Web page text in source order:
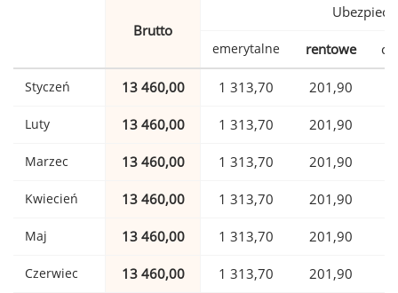
Brutto
emerytalne rentowe
Styczeń 13 460,00 1 313,70 201,90
Luty 13 460,00 1 313,70 201,90
Marzec 13 460,00 1 313,70 201,90
Kwiecień 13 460,00 1 313,70 201,90
Maj 13 460,00 1 313,70 201,90
Czerwiec 13 460,00 1 313,70 201,90